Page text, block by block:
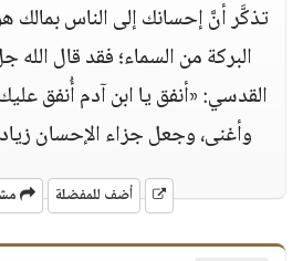
تذكَّر أنَّ إحسانك إلى الناس بمالك
البركة من السماء؛ فقد قال
القدسي: «أنفق يا ابن آدم أُنفق
وأغنى، وجعل جزاء الإحسان
أضف للمفضلة